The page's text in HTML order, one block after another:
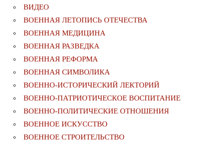
ВИДЕО
ВОЕННАЯ ЛЕТОПИСЬ ОТЕЧЕСТВА
ВОЕННАЯ МЕДИЦИНА
ВОЕННАЯ РАЗВЕДКА
ВОЕННАЯ РЕФОРМА
ВОЕННАЯ СИМВОЛИКА
ВОЕННО-ИСТОРИЧЕСКИЙ ЛЕКТОРИЙ
ВОЕННО-ПАТРИОТИЧЕСКОЕ ВОСПИТАНИЕ
ВОЕННО-ПОЛИТИЧЕСКИE ОТНОШЕНИЯ
ВОЕННОЕ ИСКУССТВО
ВОЕННОЕ СТРОИТЕЛЬСТВО